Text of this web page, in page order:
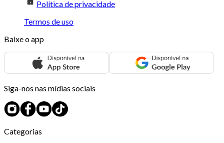
Política de privacidade
Termos de uso
Baixe o app
Siga-nos nas mídias sociais
Categorias